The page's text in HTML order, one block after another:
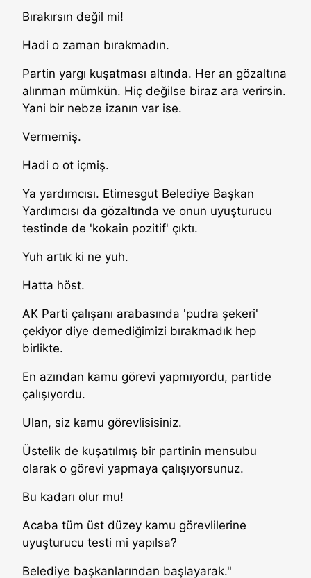
Bırakırsın değil mi!
Hadi o zaman bırakmadın.
Partin yargı kuşatması altında. Her an gözaltına
alınman mümkün. Hiç değilse biraz ara verirsin.
Yani bir nebze izanın var ise.
Vermemiş.
Hadi o ot içmiş.
Ya yardımcısı. Etimesgut Belediye Başkan
Yardımcısı da gözaltında ve onun uyuşturucu
testinde de 'kokain pozitif' çıktı.
Yuh artık ki ne yuh.
Hatta höst.
AK Parti çalışanı arabasında 'pudra şekeri'
çekiyor diye demediğimizi bırakmadık hep
birlikte.
En azından kamu görevi yapmıyordu, partide
çalışıyordu.
Ulan, siz kamu görevlisisiniz.
Üstelik de kuşatılmış bir partinin mensubu
olarak o görevi yapmaya çalışıyorsunuz.
Bu kadarı olur mu!
Acaba tüm üst düzey kamu görevlilerine
uyuşturucu testi mi yapılsa?
Belediye başkanlarından başlayarak."